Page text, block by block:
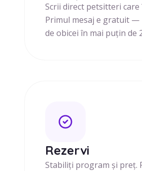
Scrii direct petsitteri care
Primul mesaj e gratuit —
de obicei în mai puțin de
Rezervi
Stabiliți program și preț.